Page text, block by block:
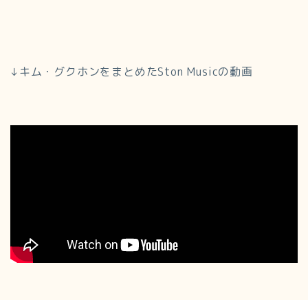
↓キム・グクホンをまとめたSton Musicの動画